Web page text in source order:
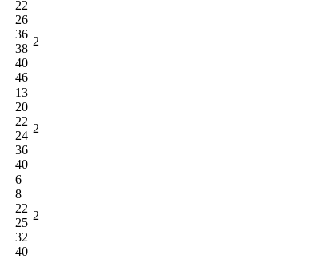
22
26
36
38
40
46
2
13
20
22
24
36
40
2
6
8
22
25
32
40
2